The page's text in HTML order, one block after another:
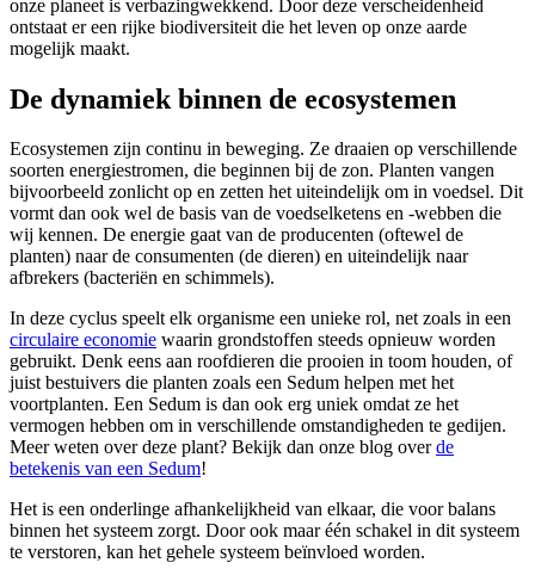
onze planeet is verbazingwekkend. Door deze verscheidenheid
ontstaat er een rijke biodiversiteit die het leven op onze aarde
mogelijk maakt.
De dynamiek binnen de ecosystemen
Ecosystemen zijn continu in beweging. Ze draaien op verschillende
soorten energiestromen, die beginnen bij de zon. Planten vangen
bijvoorbeeld zonlicht op en zetten het uiteindelijk om in voedsel. Dit
vormt dan ook wel de basis van de voedselketens en -webben die
wij kennen. De energie gaat van de producenten (oftewel de
planten) naar de consumenten (de dieren) en uiteindelijk naar
afbrekers (bacteriën en schimmels).
In deze cyclus speelt elk organisme een unieke rol, net zoals in een
circulaire economie waarin grondstoffen steeds opnieuw worden
gebruikt. Denk eens aan roofdieren die prooien in toom houden, of
juist bestuivers die planten zoals een Sedum helpen met het
voortplanten. Een Sedum is dan ook erg uniek omdat ze het
vermogen hebben om in verschillende omstandigheden te gedijen.
Meer weten over deze plant? Bekijk dan onze blog overde
betekenis van een Sedum!
Het is een onderlinge afhankelijkheid van elkaar, die voor balans
binnen het systeem zorgt. Door ook maar één schakel in dit systeem
te verstoren, kan het gehele systeem beïnvloed worden.